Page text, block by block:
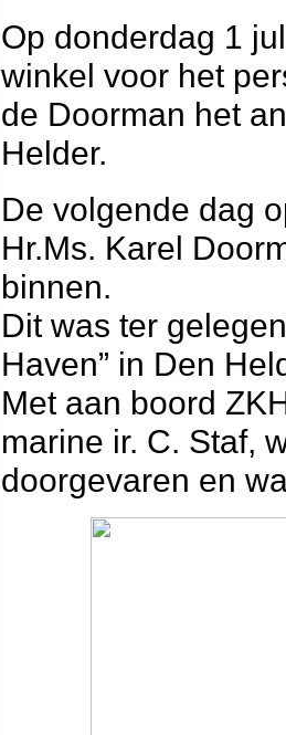
Op donderdag 1
winkel voor het
de Doorman het
Helder.
De volgende dag
Hr.Ms. Karel
binnen.
Dit was ter
Haven” in Den
Met aan boord
marine ir. C. Staf,
doorgevaren en